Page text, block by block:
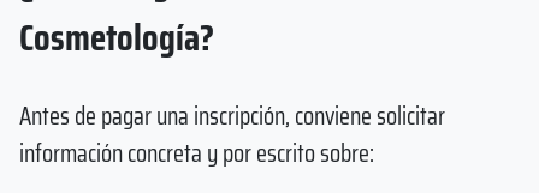
Cosmetología?
Antes de pagar una inscripción, conviene solicitar
información concreta y por escrito sobre: